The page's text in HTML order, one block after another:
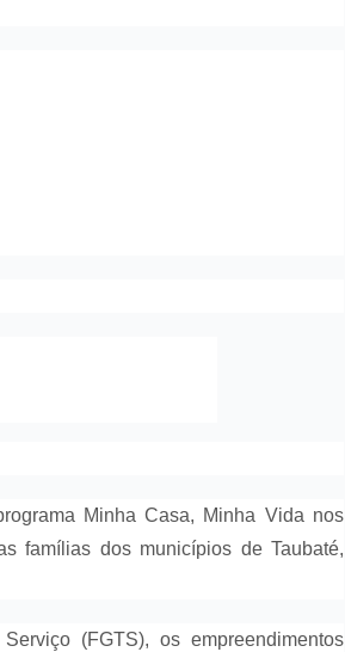
Minha Casa, Minha Vida nos
famílias dos municípios de Taubaté,
(FGTS), os empreendimentos